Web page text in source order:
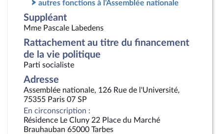
autres fonctions à l'Assemblée nationale
Suppléant
Mme Pascale Labedens
Rattachement au titre du financement
de la vie politique
Parti socialiste
Adresse
Assemblée nationale, 126 Rue de l'Université,
75355 Paris 07 SP
En circonscription :
Résidence Le Cluny 22 Place du Marché
Brauhauban 65000 Tarbes